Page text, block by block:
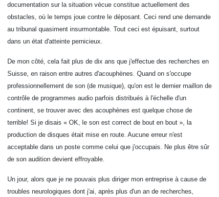
documentation sur la situation vécue constitue actuellement des
obstacles, où le temps joue contre le déposant. Ceci rend une demande
au tribunal quasiment insurmontable. Tout ceci est épuisant, surtout
dans un état d'atteinte pernicieux.
De mon côté, cela fait plus de dix ans que j'effectue des recherches en
Suisse, en raison entre autres d'acouphènes. Quand on s'occupe
professionnellement de son (de musique), qu'on est le dernier maillon de
contrôle de programmes audio parfois distribués à l'échelle d'un
continent, se trouver avec des acouphènes est quelque chose de
terrible! Si je disais « OK, le son est correct de bout en bout », la
production de disques était mise en route. Aucune erreur n'est
acceptable dans un poste comme celui que j'occupais. Ne plus être sûr
de son audition devient effroyable.
Un jour, alors que je ne pouvais plus diriger mon entreprise à cause de
troubles neurologiques dont j'ai, après plus d'un an de recherches,